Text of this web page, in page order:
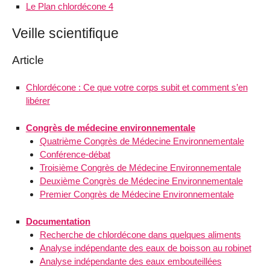
Le Plan chlordécone 4
Veille scientifique
Article
Chlordécone : Ce que votre corps subit et comment s’en
libérer
Congrès de médecine environnementale
Quatrième Congrès de Médecine Environnementale
Conférence-débat
Troisième Congrès de Médecine Environnementale
Deuxième Congrès de Médecine Environnementale
Premier Congrès de Médecine Environnementale
Documentation
Recherche de chlordécone dans quelques aliments
Analyse indépendante des eaux de boisson au robinet
Analyse indépendante des eaux embouteillées